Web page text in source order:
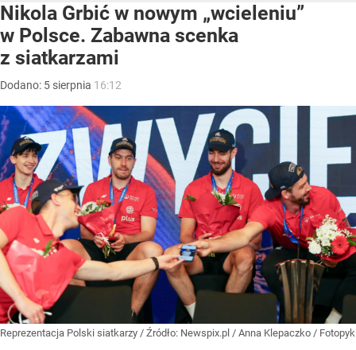
Nikola Grbić w nowym „wcieleniu”
w Polsce. Zabawna scenka
z siatkarzami
Dodano: 5 sierpnia 16:12
Reprezentacja Polski siatkarzy / Źródło: Newspix.pl / Anna Klepaczko / Fotopyk